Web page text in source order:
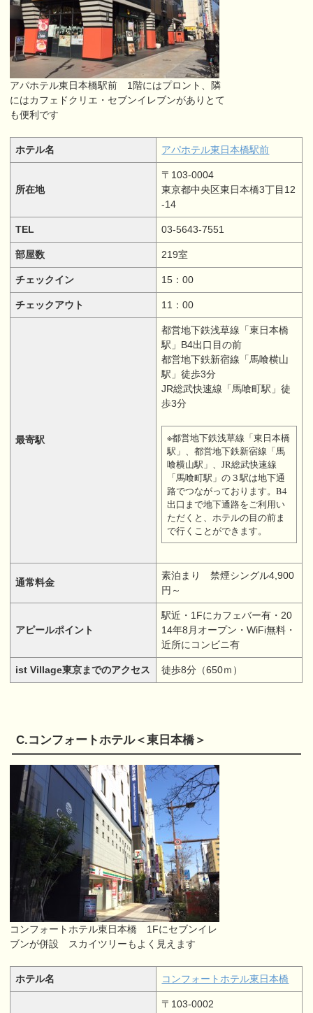
アパホテル東日本橋駅前 1階にはプロント、隣
にはカフェドクリエ・セブンイレブンがありとて
も便利です
ホテル名 アパホテル東日本橋駅前
所在地
〒103-0004
東京都中央区東日本橋3丁目12
-14
TEL 03-5643-7551
部屋数 219室
チェックイン 15：00
チェックアウト 11：00
最寄駅
都営地下鉄浅草線「東日本橋
駅」B4出口目の前
都営地下鉄新宿線「馬喰横山
駅」徒歩3分
JR総武快速線「馬喰町駅」徒
歩3分
※都営地下鉄浅草線「東日本橋
駅」、都営地下鉄新宿線「馬
喰横山駅」、JR総武快速線
「馬喰町駅」の３駅は地下通
路でつながっております。B4
出口まで地下通路をご利用い
ただくと、ホテルの目の前ま
で行くことができます。
通常料金
素泊まり 禁煙シングル4,900
円～
アピールポイント
駅近・1Fにカフェバー有・20
14年8月オープン・WiFi無料・
近所にコンビニ有
ist Village東京までのアクセス 徒歩8分（650ｍ）
C.コンフォートホテル＜東日本橋＞
コンフォートホテル東日本橋 1Fにセブンイレ
ブンが併設 スカイツリーもよく見えます
ホテル名 コンフォートホテル東日本橋
〒103-0002